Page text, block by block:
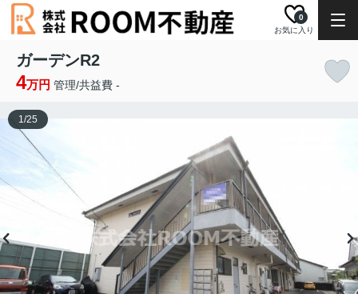
お気に入り
0
ガーデンR2
4万円 管理/共益費 -
1/25